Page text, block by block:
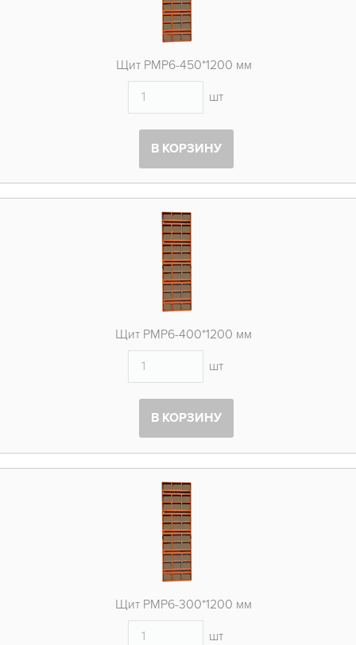
Щит PMP6-450*1200 мм
шт
В КОРЗИНУ
Щит PMP6-400*1200 мм
шт
В КОРЗИНУ
Щит PMP6-300*1200 мм
шт